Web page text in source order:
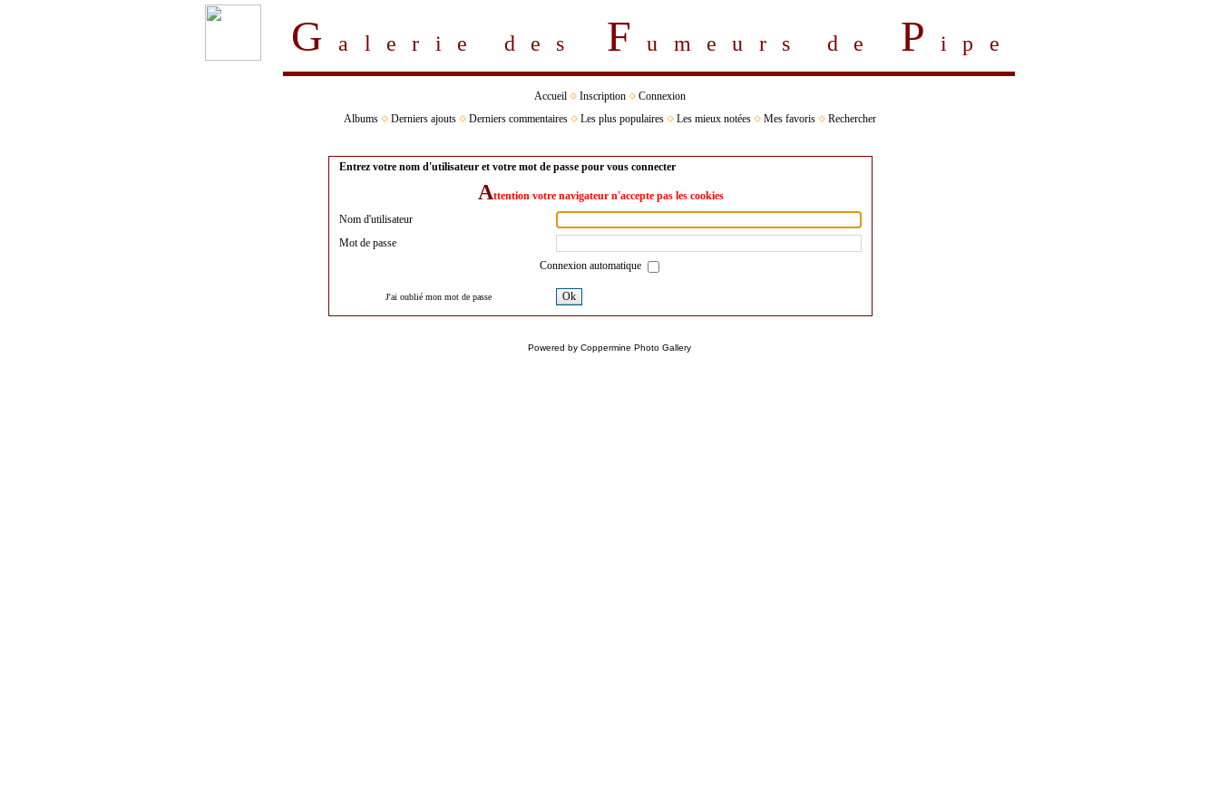
Galerie des Fumeurs de P ipe
Accueil Inscription
Connexion
Albums
Derniers ajouts Derniers commentaires Les plus populaires Les mieux notées Mes favoris Rechercher
Entrez votre nom d'utilisateur et votre mot de passe pour vous connecter
Attention votre navigateur n'accepte pas les cookies
Nom d'utilisateur
Mot de passe
Connexion automatique
J'ai oublié mon mot de passe Ok
Powered by Coppermine Photo Gallery